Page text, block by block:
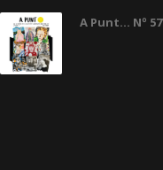
A Punt... Nº 57